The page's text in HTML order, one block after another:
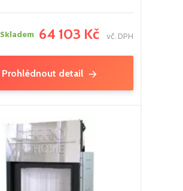
Skladem 64 103 Kč vč. DPH
Prohlédnout detail